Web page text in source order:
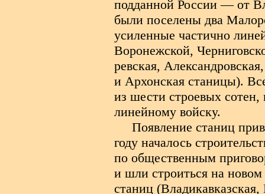
подданной России — от
были поселены два
усиленные частично
Воронежской,
ревская,
и Архонская станицы).
из шести строевых
линейному войску.
Появление станиц
году началось
по общественным
и шли строиться на
станиц